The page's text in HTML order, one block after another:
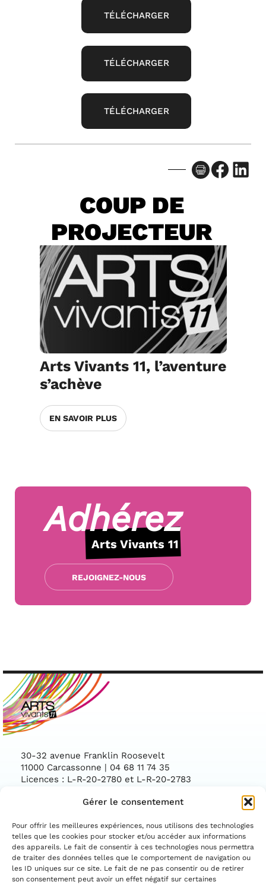
Gérer le consentement
Pour offrir les meilleures expériences, nous utilisons des technologies
telles que les cookies pour stocker et/ou accéder aux informations
des appareils. Le fait de consentir à ces technologies nous permettra
de traiter des données telles que le comportement de navigation ou
les ID uniques sur ce site. Le fait de ne pas consentir ou de retirer
son consentement peut avoir un effet négatif sur certaines
TÉLÉCHARGER
TÉLÉCHARGER
TÉLÉCHARGER
Facebook LinkedIn
COUP DE
PROJECTEUR
Arts Vivants 11, l’aventure
s’achève
EN SAVOIR PLUS
Adhérez
Arts Vivants 11
REJOIGNEZ-NOUS
30-32 avenue Franklin Roosevelt
11000 Carcassonne | 04 68 11 74 35
Licences : L-R-20-2780 et L-R-20-2783
Facebook
ASSOCIATION CONVENTIONNÉE PAR LE
DÉPARTEMENT DE L'AUDE ET LA DIRECTION
RÉGIONALE DES AFFAIRES CULTURELLES
OCCITANIE